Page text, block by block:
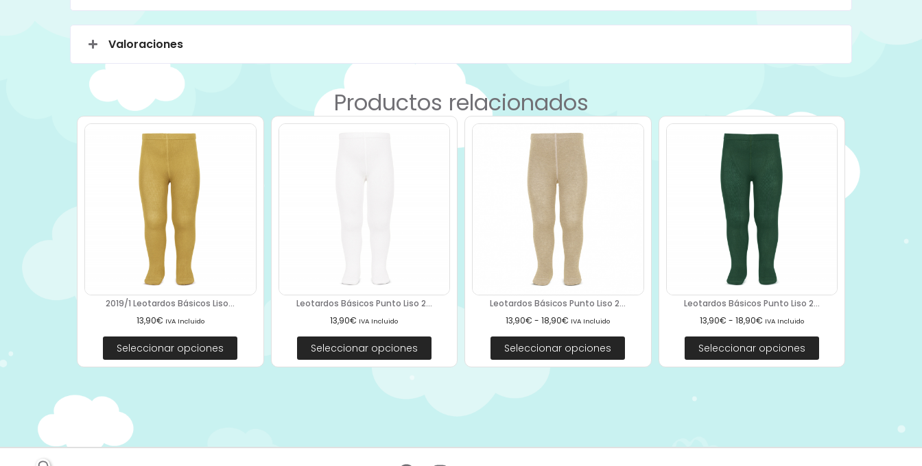
Valoraciones
Productos relacionados
2019/1 Leotardos Básicos Liso...
13,90€ IVA Incluido
Seleccionar opciones
Leotardos Básicos Punto Liso 2...
13,90€ IVA Incluido
Seleccionar opciones
Leotardos Básicos Punto Liso 2...
13,90€ - 18,90€ IVA Incluido
Seleccionar opciones
Leotardos Básicos Punto Liso 2...
13,90€ - 18,90€ IVA Incluido
Seleccionar opciones